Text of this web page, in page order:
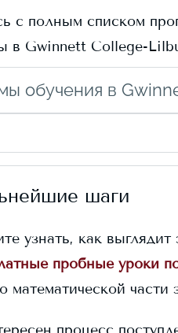
с полным списком
в Gwinnett College-
обучения в
шаги
узнать, как
пробные уроки
математической